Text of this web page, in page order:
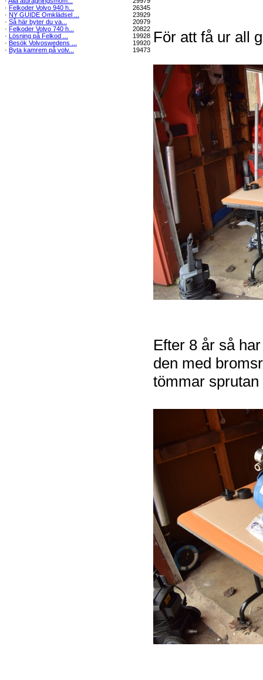
· Felkoder Volvo 940 h...
26345
· NY GUIDE Omklädsel ...
23929
· Så här byter du va...
20979
· Felkoder Volvo 740 h...
20822
· Lösning på Felkod ...
19928
· Besök Volvoswedens ...
19920
· Byta kamrem på volv... 19473
För att få ur all
Efter 8 år så
den med
tömmar